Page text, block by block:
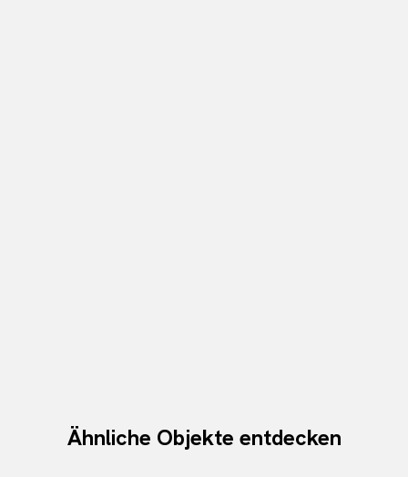
Ähnliche Objekte entdecken